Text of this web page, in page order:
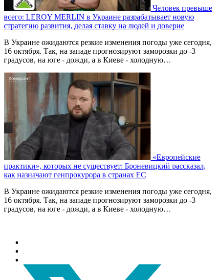
Человек превыше
всего: LEROY MERLIN в Украине разрабатывает новую
стратегию развития, делая ставку на людей и доверие
В Украине ожидаются резкие изменения погоды уже сегодня,
16 октября. Так, на западе прогнозируют заморозки до -3
градусов, на юге - дожди, а в Киеве - холодную…
«Европейские
практики», которых не существует: Броневицкий рассказал,
как назначают генпрокурора в странах ЕС
В Украине ожидаются резкие изменения погоды уже сегодня,
16 октября. Так, на западе прогнозируют заморозки до -3
градусов, на юге - дожди, а в Киеве - холодную…